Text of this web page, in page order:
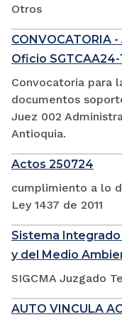
Otros
CONVOCATORIA
Oficio SGTCAA24-
Convocatoria para
documentos
Juez 002
Antioquia.
Actos 250724
cumplimiento a lo
Ley 1437 de 2011
Sistema
y del Medio
SIGCMA Juzgado
AUTO VINCULA